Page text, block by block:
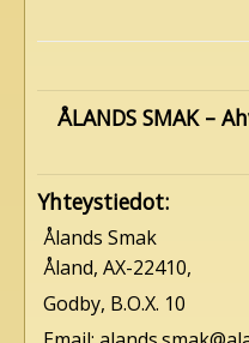
ÅLANDS SMAK –
Yhteystiedot:
Ålands Smak
Åland, AX-22410,
Godby, B.O.X. 10